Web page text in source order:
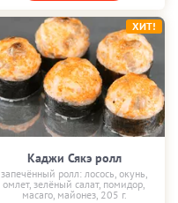
Каджи Сякэ ролл
запечённый ролл: лосось, окунь,
омлет, зелёный салат, помидор,
масаго, майонез, 205 г.
ХИТ!